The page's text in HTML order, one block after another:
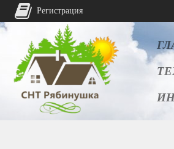
Регистрация